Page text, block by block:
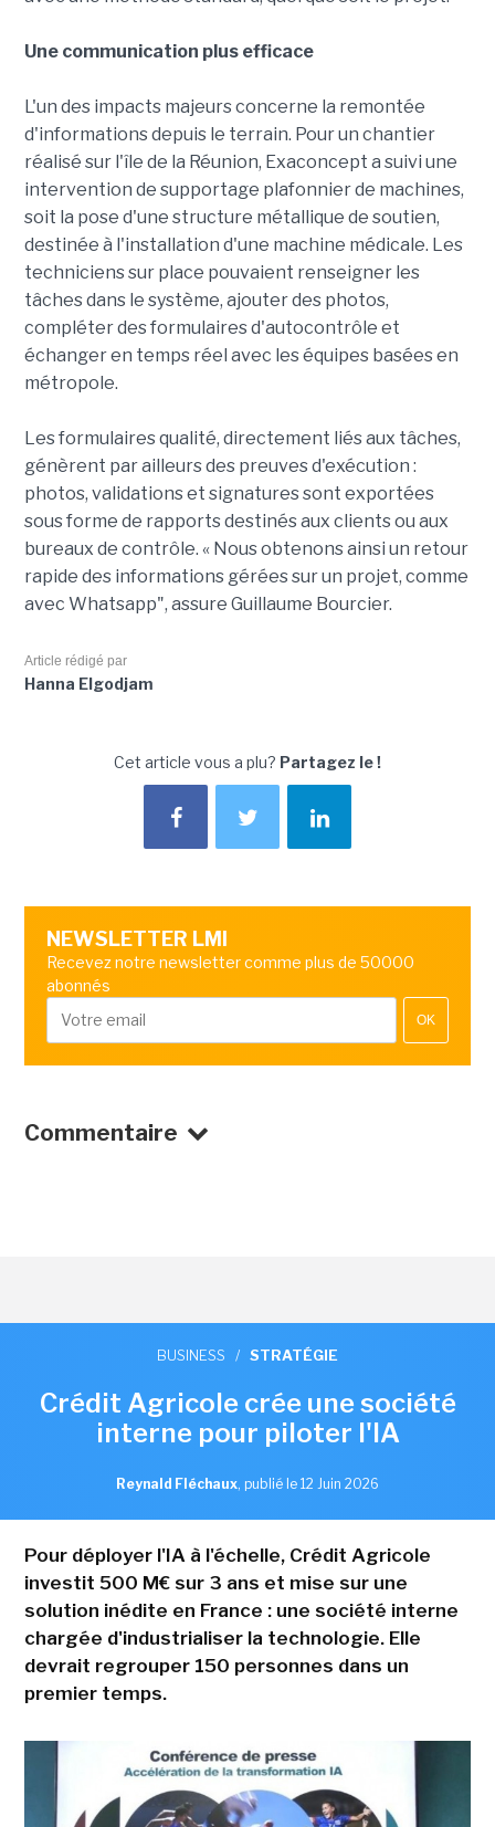
Une communication plus efficace
L'un des impacts majeurs concerne la remontée
d'informations depuis le terrain. Pour un chantier
réalisé sur l'île de la Réunion, Exaconcept a suivi une
intervention de supportage plafonnier de machines,
soit la pose d'une structure métallique de soutien,
destinée à l'installation d'une machine médicale. Les
techniciens sur place pouvaient renseigner les
tâches dans le système, ajouter des photos,
compléter des formulaires d'autocontrôle et
échanger en temps réel avec les équipes basées en
métropole.
Les formulaires qualité, directement liés aux tâches,
génèrent par ailleurs des preuves d'exécution :
photos, validations et signatures sont exportées
sous forme de rapports destinés aux clients ou aux
bureaux de contrôle. « Nous obtenons ainsi un retour
rapide des informations gérées sur un projet, comme
avec Whatsapp", assure Guillaume Bourcier.
Article rédigé par
Hanna Elgodjam
Cet article vous a plu? Partagez le !
NEWSLETTER LMI
Recevez notre newsletter comme plus de 50000
abonnés
OK
Commentaire
BUSINESS / STRATÉGIE
Crédit Agricole crée une société
interne pour piloter l'IA
Reynald Fléchaux, publié le 12 Juin 2026
Pour déployer l'IA à l'échelle, Crédit Agricole
investit 500 M€ sur 3 ans et mise sur une
solution inédite en France : une société interne
chargée d'industrialiser la technologie. Elle
devrait regrouper 150 personnes dans un
premier temps.